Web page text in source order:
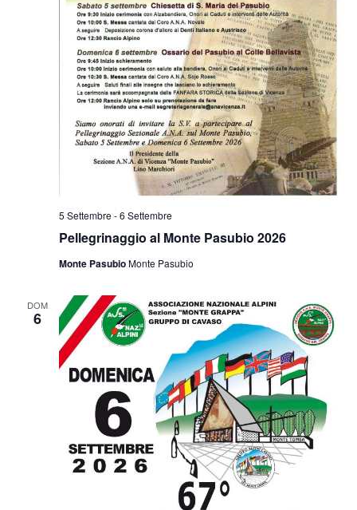
Pellegrinaggio al Monte Pasubio 2026
5 Settembre -6 Settembre
Monte PasubioMonte Pasubio
DOM
6